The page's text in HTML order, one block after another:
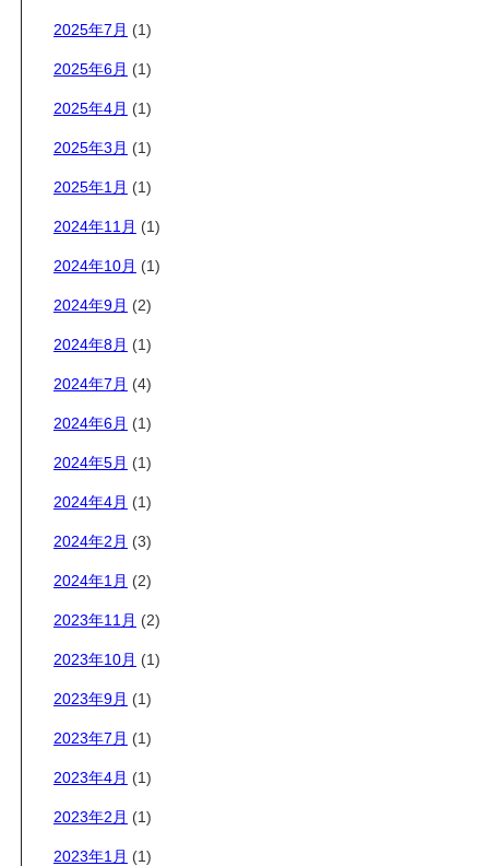
2025年7月 (1)
2025年6月 (1)
2025年4月 (1)
2025年3月 (1)
2025年1月 (1)
2024年11月 (1)
2024年10月 (1)
2024年9月 (2)
2024年8月 (1)
2024年7月 (4)
2024年6月 (1)
2024年5月 (1)
2024年4月 (1)
2024年2月 (3)
2024年1月 (2)
2023年11月 (2)
2023年10月 (1)
2023年9月 (1)
2023年7月 (1)
2023年4月 (1)
2023年2月 (1)
2023年1月 (1)